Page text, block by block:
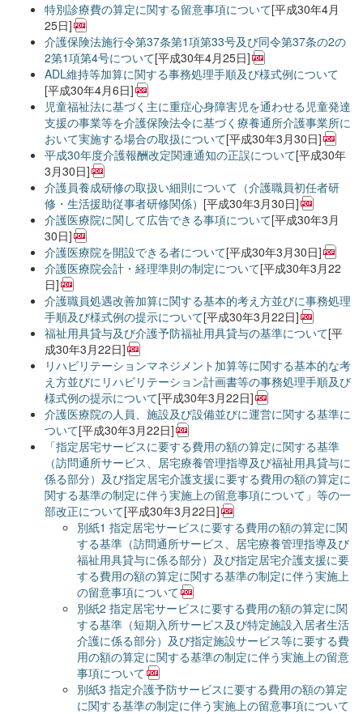
特別診療費の算定に関する留意事項について[平成30年4月
25日]
介護保険法施行令第37条第1項第33号及び同令第37条の2の
2第1項第4号について[平成30年4月25日]
ADL維持等加算に関する事務処理手順及び様式例について
[平成30年4月6日]
児童福祉法に基づく主に重症心身障害児を通わせる児童発達
支援の事業等を介護保険法令に基づく療養通所介護事業所に
おいて実施する場合の取扱について[平成30年3月30日]
平成30年度介護報酬改定関連通知の正誤について[平成30年
3月30日]
介護員養成研修の取扱い細則について（介護職員初任者研
修・生活援助従事者研修関係） [平成30年3月30日]
介護医療院に関して広告できる事項について[平成30年3月
30日]
介護医療院を開設できる者について[平成30年3月30日]
介護医療院会計・経理準則の制定について[平成30年3月22
日]
介護職員処遇改善加算に関する基本的考え方並びに事務処理
手順及び様式例の提示について[平成30年3月22日]
福祉用具貸与及び介護予防福祉用具貸与の基準について[平
成30年3月22日]
リハビリテーションマネジメント加算等に関する基本的な考
え方並びにリハビリテーション計画書等の事務処理手順及び
様式例の提示について[平成30年3月22日]
介護医療院の人員、施設及び設備並びに運営に関する基準に
ついて[平成30年3月22日]
「指定居宅サービスに要する費用の額の算定に関する基準
（訪問通所サービス、居宅療養管理指導及び福祉用具貸与に
係る部分）及び指定居宅介護支援に要する費用の額の算定に
関する基準の制定に伴う実施上の留意事項について」等の一
部改正について[平成30年3月22日]
別紙1 指定居宅サービスに要する費用の額の算定に関
する基準（訪問通所サービス、居宅療養管理指導及び
福祉用具貸与に係る部分）及び指定居宅介護支援に要
する費用の額の算定に関する基準の制定に伴う実施上
の留意事項について
別紙2 指定居宅サービスに要する費用の額の算定に関
する基準（短期入所サービス及び特定施設入居者生活
介護に係る部分）及び指定施設サービス等に要する費
用の額の算定に関する基準の制定に伴う実施上の留意
事項について
別紙3 指定介護予防サービスに要する費用の額の算定
に関する基準の制定に伴う実施上の留意事項について